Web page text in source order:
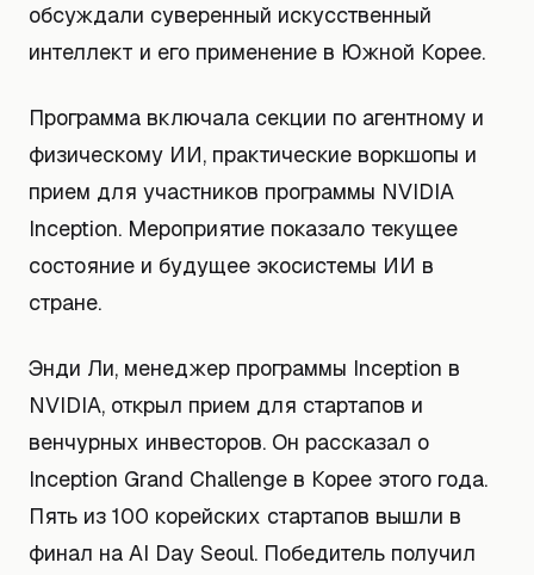
обсуждали суверенный искусственный
интеллект и его применение в Южной Корее.
Программа включала секции по агентному и
физическому ИИ, практические воркшопы и
прием для участников программы NVIDIA
Inception. Мероприятие показало текущее
состояние и будущее экосистемы ИИ в
стране.
Энди Ли, менеджер программы Inception в
NVIDIA, открыл прием для стартапов и
венчурных инвесторов. Он рассказал о
Inception Grand Challenge в Корее этого года.
Пять из 100 корейских стартапов вышли в
финал на AI Day Seoul. Победитель получил